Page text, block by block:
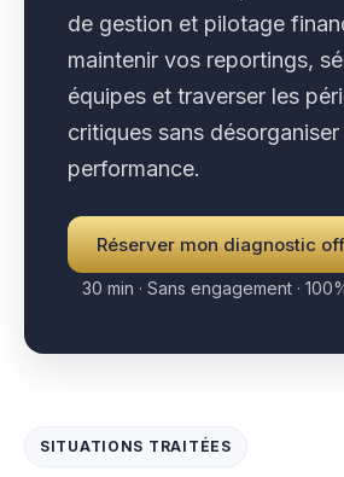
de gestion et pilotage
maintenir vos reportings,
équipes et traverser les
critiques sans
performance.
Réserver mon diagnostic
30 min · Sans engagement ·
SITUATIONS TRAITÉES